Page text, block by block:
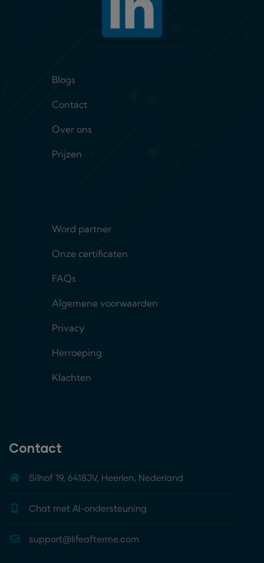
Footer menu 1
Blogs
Contact
Over ons
Prijzen
Footer menu 2
Word partner
Onze certificaten
FAQs
Algemene voorwaarden
Privacy
Herroeping
Klachten
Contact
Silhof 19, 6418JV, Heerlen, Nederland
Chat met AI-ondersteuning
support@lifeafterme.com